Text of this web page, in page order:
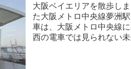
大阪ベイエリアを散歩し
た大阪メトロ中央線夢洲
車は、大阪メトロ中央線
西の電車では見られない